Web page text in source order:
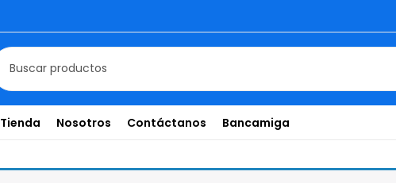
Tienda Nosotros Contáctanos Bancamiga